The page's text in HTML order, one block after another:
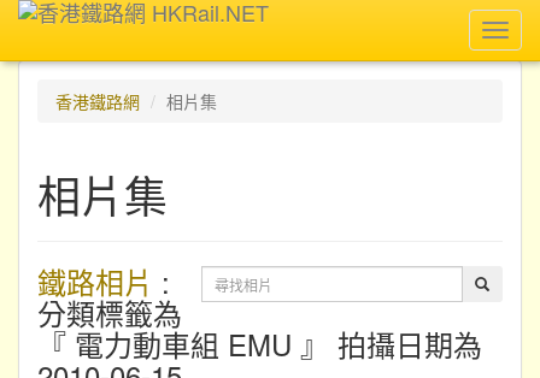
香港鐵路網
相片集
相片集
鐵路相片 :
分類標籤為
『 電力動車組 EMU 』 拍攝日期為